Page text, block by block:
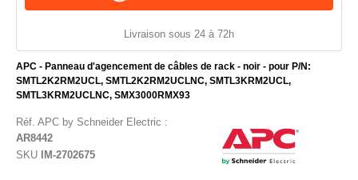
APC - Panneau d'agencement de câbles de rack - noir - pour P/N:
SMTL2K2RM2UCL, SMTL2K2RM2UCLNC, SMTL3KRM2UCL,
SMTL3KRM2UCLNC, SMX3000RMX93
Réf. APC by Schneider Electric :
AR8442
SKU
IM-2702675
Livraison sous 24 à 72h